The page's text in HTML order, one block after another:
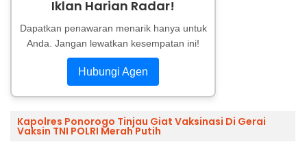
Iklan Harian Radar!
Dapatkan penawaran menarik hanya untuk
Anda. Jangan lewatkan kesempatan ini!
Hubungi Agen
Kapolres Ponorogo Tinjau Giat Vaksinasi Di Gerai
Vaksin TNI POLRI Merah Putih